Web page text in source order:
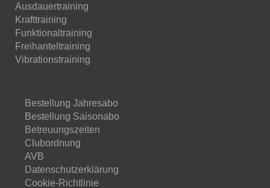
Ausdauertraining
Krafttraining
Funktionaltraining
Freihanteltraining
Vibrationstraining
Bestellung Jahresabo
Bestellung Saisonabo
Betreuungszeiten
Clubordnung
AVB
Datenschutzerklärung
Cookie-Richtlinie